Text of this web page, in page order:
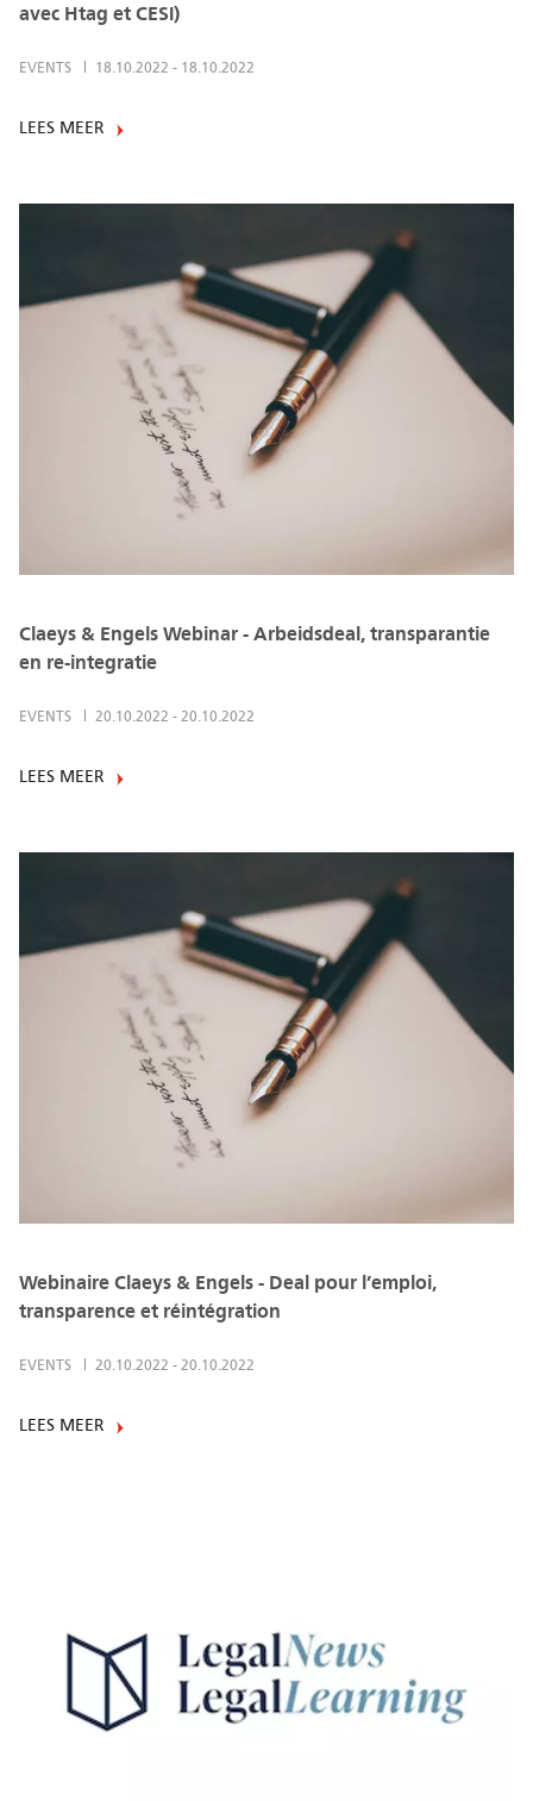
avec Htag et CESI)
EVENTS 18.10.2022 - 18.10.2022
LEES MEER
Claeys & Engels Webinar - Arbeidsdeal, transparantie
en re-integratie
EVENTS 20.10.2022 - 20.10.2022
LEES MEER
Webinaire Claeys & Engels - Deal pour l’emploi,
transparence et réintégration
EVENTS 20.10.2022 - 20.10.2022
LEES MEER